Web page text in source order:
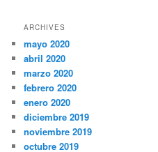
ARCHIVES
mayo 2020
abril 2020
marzo 2020
febrero 2020
enero 2020
diciembre 2019
noviembre 2019
octubre 2019